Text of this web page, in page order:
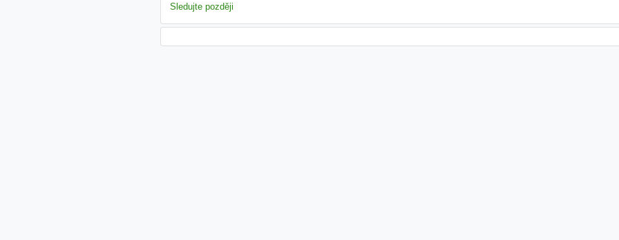
Sledujte později